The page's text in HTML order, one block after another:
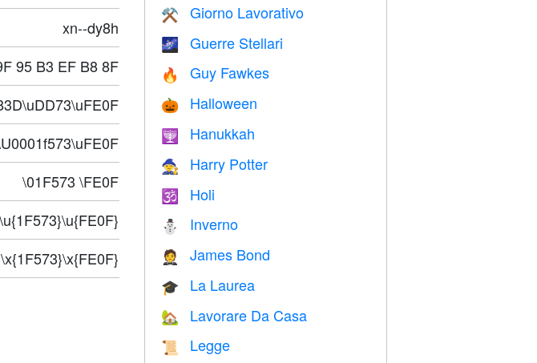
xn--dy8h
95 B3 EF B8 8F
\01F573 \FE0F
\u{1F573}\u{FE0F}
\x{1F573}\x{FE0F}
⚒️ Giorno Lavorativo
🌌 Guerre Stellari
🔥 Guy Fawkes
🎃 Halloween
🕎 Hanukkah
🧙 Harry Potter
🕉 Holi
⛄ Inverno
🤵 James Bond
🎓 La Laurea
🏡 Lavorare Da Casa
📜 Legge